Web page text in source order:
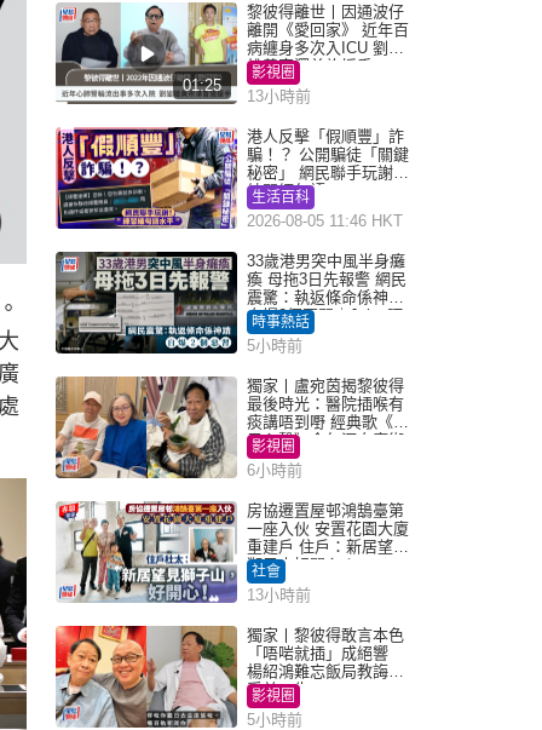
01:25
黎彼得離世丨因通波仔
離開《愛回家》 近年百
病纏身多次入ICU 劉鑾
雄黃宗澤曾施援手
影視圈
13小時前
港人反擊「假順豐」詐
騙！？ 公開騙徒「關鍵
秘密」 網民聯手玩謝：
練習緬甸語
生活百科
2026-08-05 11:46 HKT
33歲港男突中風半身癱
瘓 母拖3日先報警 網民
震驚：執返條命係神蹟
自爆2個惡習｜Juicy叮
時事熱話
5小時前
獨家丨盧宛茵揭黎彼得
最後時光：醫院插喉有
痰講唔到嘢 經典歌《浪
子心聲》金句源自廟街
睇相佬
影視圈
6小時前
房協遷置屋邨鴻鵠臺第
一座入伙 安置花園大廈
重建戶 住戶：新居望見
獅子山好開心！
社會
13小時前
獨家丨黎彼得敢言本色
「唔啱就插」成絕響
楊紹鴻難忘飯局教誨：
受益一生
影視圈
5小時前